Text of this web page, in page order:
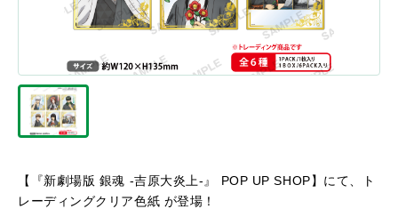
【『新劇場版 銀魂 -吉原大炎上-』 POP UP SHOP】にて、ト
レーディングクリア色紙 が登場！